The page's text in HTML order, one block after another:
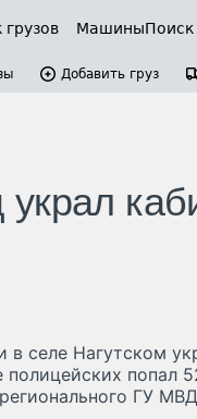
грузов Машины
Добавить груз
селе Нагутском
полицейских попал
ГУ